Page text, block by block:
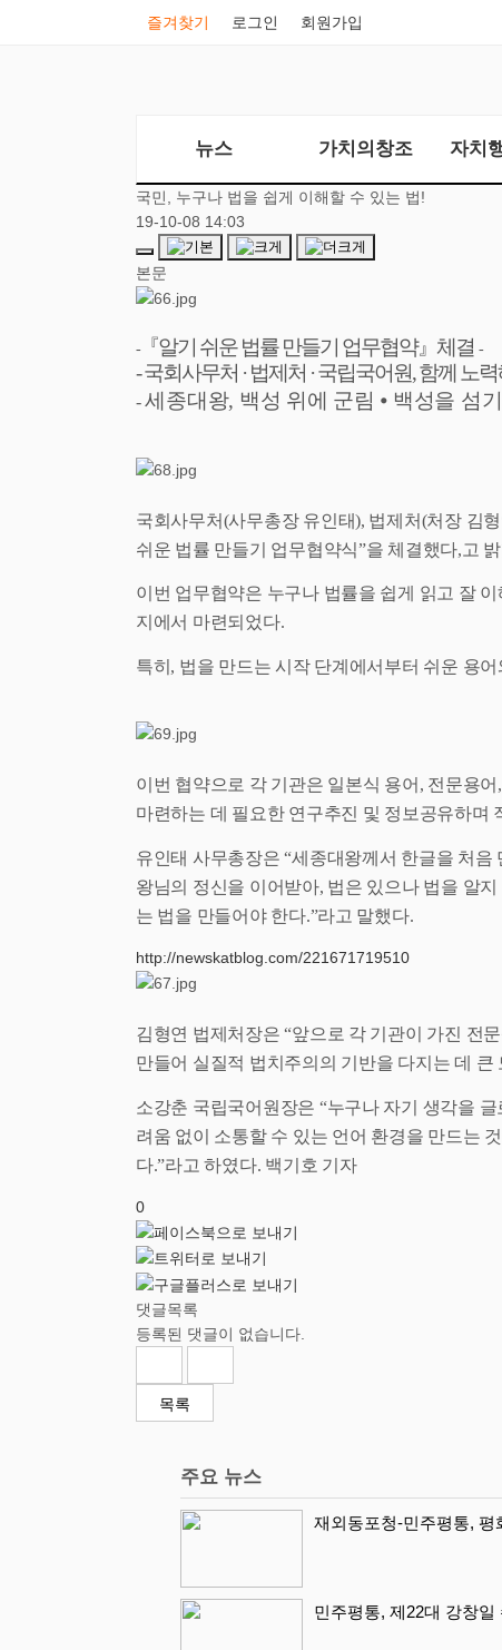
즐겨찾기 로그인 회원가입
뉴스 가치의창조 자치
국민, 누구나 법을 쉽게 이해할 수 있는 법!
19-10-08 14:03
본문
-『알기 쉬운 법률 만들기 업무협약』 체결 -
-국회사무처 · 법제처 ·국립국어원,함께 노
-세종대왕, 백성 위에 군림 ⦁ 백성을 섬
국회사무처(사무총장 유인태), 법제처(처장 김형
쉬운 법률 만들기 업무협약식”을 체결했다,고
이번 업무협약은 누구나 법률을 쉽게 읽고 잘
지에서 마련되었다.
특히 , 법을 만드는 시작 단계에서부터 쉬운 용
이번 협약으로 각 기관은 일본식 용어 , 전문용어 ,
마련하는 데 필요한 연구추진 및 정보공유하며
유인태 사무총장은“세종대왕께서 한글을 처음
왕님의 정신을 이어받아, 법은 있으나 법을 알
는 법을 만들어야 한다.”라고 말했다.
http://newskatblog.com/221671719510
김형연 법제처장은“앞으로 각 기관이 가진 전
만들어 실질적 법치주의의 기반을 다지는 데 큰
소강춘 국립국어원장은 “누구나 자기 생각을
려움 없이 소통할 수 있는 언어 환경을 만드는
다.”라고 하였다. 백기호 기자
0
댓글목록
등록된 댓글이 없습니다.
목록
주요 뉴스
재외동포청-민주평통, 평
민주평통, 제22대 강창일